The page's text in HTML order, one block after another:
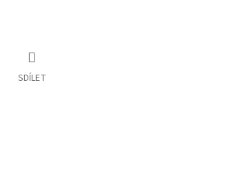
SDÍLET